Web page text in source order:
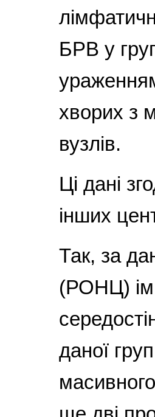
БРВ у
хворих з
вузлів.
Ці дані
інших
Так, за
(РОНЦ)
даної